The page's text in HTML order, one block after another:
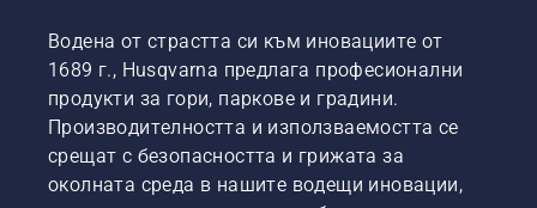
Водена от страстта си към иновациите от
1689 г., Husqvarna предлага професионални
продукти за гори, паркове и градини.
Производителността и използваемостта се
срещат с безопасността и грижата за
околната среда в нашите водещи иновации,